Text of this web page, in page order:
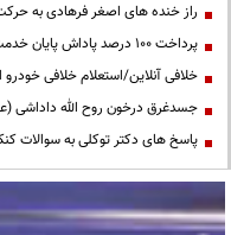
راز خنده های اصغر فرهادی به
پرداخت ۱۰۰ درصد پاداش پایان خدمت فرهنگیان
خلافی آنلاین/استعلام خلافی خودرو
جسدغرق درخون روح الله داداشی
پاسخ های دکتر توکلی به سوالات